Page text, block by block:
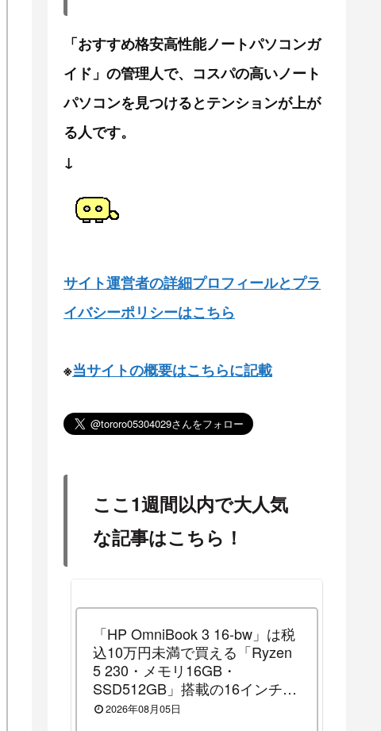
「おすすめ格安高性能ノートパソコンガ
イド」の管理人で、コスパの高いノート
パソコンを見つけるとテンションが上が
る人です。
↓
サイト運営者の詳細プロフィールとプラ
イバシーポリシーはこちら
※当サイトの概要はこちらに記載
ここ1週間以内で大人気
な記事はこちら！
「HP OmniBook 3 16-bw」は税
込10万円未満で買える「Ryzen
5 230・メモリ16GB・
SSD512GB」搭載の16インチノ
ートパソコンです！（2026年8
2026年08月05日